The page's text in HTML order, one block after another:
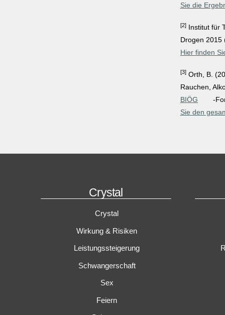
Sie die
[2] Institut für
Drogen 2015
Hier finden
[3] Orth, B.
Rauchen,
BIÖG
-
Sie den
Crystal
Crystal
Wirkung & Risiken
Leistungssteigerung
Schwangerschaft
Sex
Feiern